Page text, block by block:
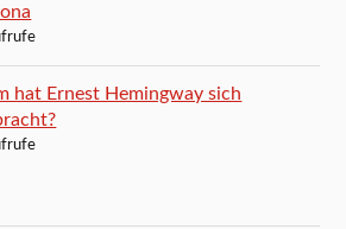
hat Ernest Hemingway sich